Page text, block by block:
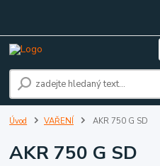
Úvod VAŘENÍ AKR 750 G SD
AKR 750 G SD